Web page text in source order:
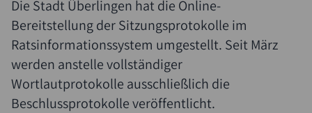
Die Stadt Überlingen hat die Online-
Bereitstellung der Sitzungsprotokolle im
Ratsinformationssystem umgestellt. Seit März
werden anstelle vollständiger
Wortlautprotokolle ausschließlich die
Beschlussprotokolle veröffentlicht.